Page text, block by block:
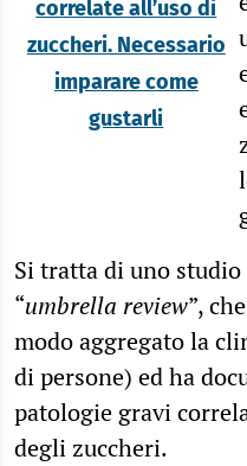
correlate all’uso di
zuccheri. Necessario
imparare come
gustarli
Si tratta di uno
“umbrella review”,
modo aggregato la
di persone) ed ha
patologie gravi
degli zuccheri.